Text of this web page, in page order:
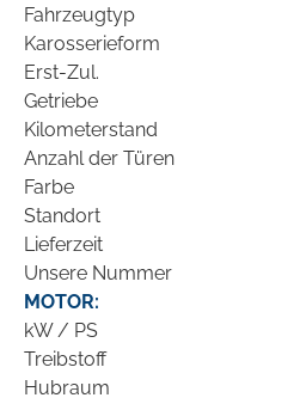
Fahrzeugtyp
Karosserieform
Erst-Zul.
Getriebe
Kilometerstand
Anzahl der Türen
Farbe
Standort
Lieferzeit
Unsere Nummer
MOTOR:
kW / PS
Treibstoff
Hubraum